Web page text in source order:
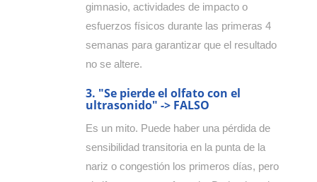
gimnasio, actividades de impacto o
esfuerzos físicos durante las primeras 4
semanas para garantizar que el resultado
no se altere.
3. "Se pierde el olfato con el
ultrasonido" -> FALSO
Es un mito. Puede haber una pérdida de
sensibilidad transitoria en la punta de la
nariz o congestión los primeros días, pero